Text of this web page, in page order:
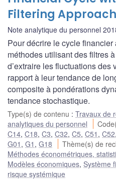
Filtering
Note analytique du personnel
Pour décrire le cycle
méthodes utilisant des filtres
d’extraire les fluctuations
rapport à leur tendance de
composite à pondérations
tendance stochastique.
Type(s) de contenu : Travaux de
analytiques du personnel
C14, C18, C3, C32, C5, C51 , C52,
G01 , G1 , G18 Thème(s) de
Méthodes économétriques,
Modèles économiques, Système
risque systémique